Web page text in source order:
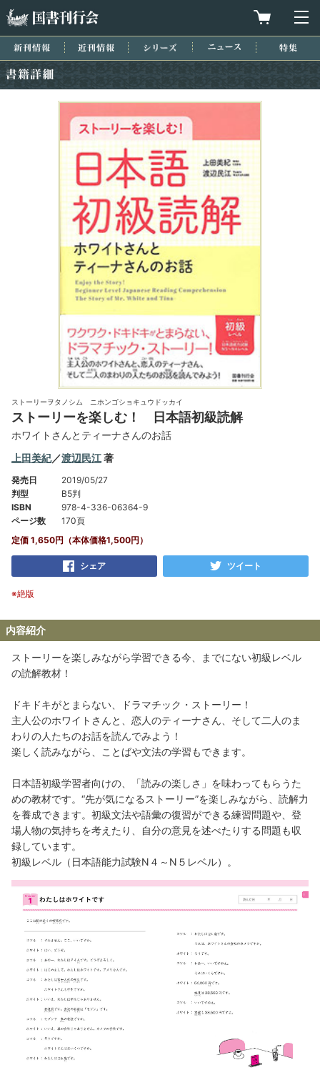
買物カゴを
新刊情報 近刊情報 シリーズ ニュース
ストーリーヲタノシム ニホンゴショキュウドッカイ
ストーリーを楽しむ！ 日本語初級読解
ホワイトさんとティーナさんのお話
上田美紀／渡辺民江著
発売日
2019/05/27
判型
B5判
ISBN
978-4-336-06364-9
ページ数
170頁
定価 1,650円（本体価格1,500円）
シェア ツイート
※絶版
内容紹介
ストーリーを楽しみながら学習できる今、までにない初級レベル
の読解教材！
ドキドキがとまらない、ドラマチック・ストーリー！
主人公のホワイトさんと、恋人のティーナさん、そして二人のま
わりの人たちのお話を読んでみよう！
楽しく読みながら、ことばや文法の学習もできます。
日本語初級学習者向けの、「読みの楽しさ」を味わってもらうた
めの教材です。“先が気になるストーリー”を楽しみながら、読解力
を養成できます。初級文法や語彙の復習ができる練習問題や、登
場人物の気持ちを考えたり、自分の意見を述べたりする問題も収
録しています。
初級レベル（日本語能力試験N４～N５レベル）。